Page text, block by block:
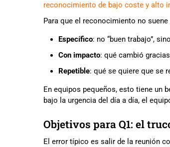
reconocimiento de bajo coste y alto
Para que el reconocimiento no
Específico: no “buen trabajo”,
Con impacto: qué cambió
Repetible: qué se quiere que se
En equipos pequeños, esto tiene un
bajo la urgencia del día a día, el
Objetivos para Q1: el
El error típico es salir de la reunión